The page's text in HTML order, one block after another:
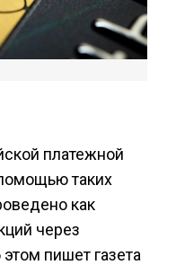
платежной
таких
как
через
пишет газета